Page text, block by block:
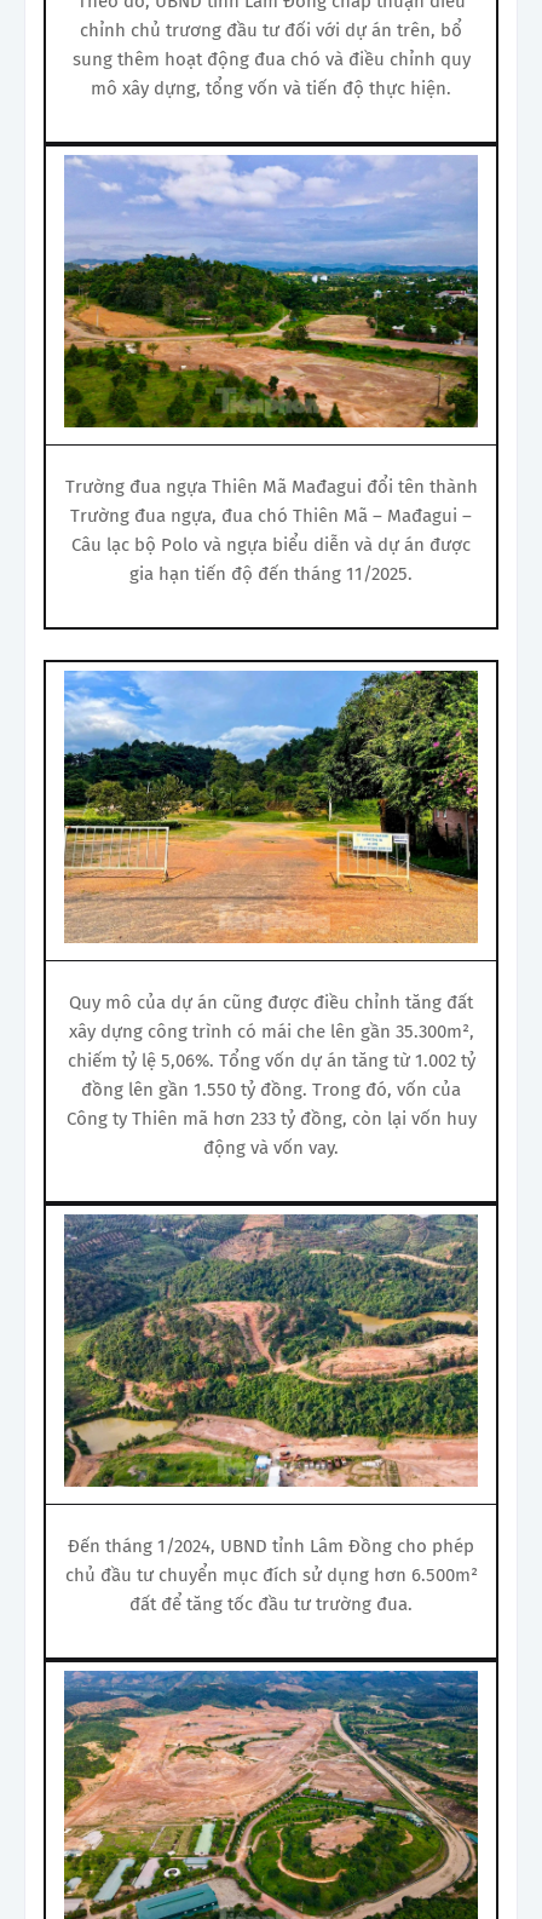
chỉnh chủ trương đầu tư đối với dự án trên, bổ
sung thêm hoạt động đua chó và điều chỉnh quy
mô xây dựng, tổng vốn và tiến độ thực hiện.
Trường đua ngựa Thiên Mã Mađagui đổi tên thành
Trường đua ngựa, đua chó Thiên Mã – Mađagui –
Câu lạc bộ Polo và ngựa biểu diễn và dự án được
gia hạn tiến độ đến tháng 11/2025.
Quy mô của dự án cũng được điều chỉnh tăng đất
xây dựng công trình có mái che lên gần 35.300m²,
chiếm tỷ lệ 5,06%. Tổng vốn dự án tăng từ 1.002 tỷ
đồng lên gần 1.550 tỷ đồng. Trong đó, vốn của
Công ty Thiên mã hơn 233 tỷ đồng, còn lại vốn huy
động và vốn vay.
Đến tháng 1/2024, UBND tỉnh Lâm Đồng cho phép
chủ đầu tư chuyển mục đích sử dụng hơn 6.500m²
đất để tăng tốc đầu tư trường đua.